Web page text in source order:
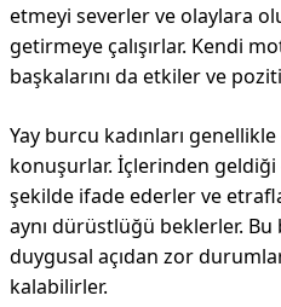
etmeyi severler ve olaylara
getirmeye çalışırlar. Kendi
başkalarını da etkiler ve
Yay burcu kadınları
konuşurlar. İçlerinden
şekilde ifade ederler ve
aynı dürüstlüğü beklerler.
duygusal açıdan zor
kalabilirler.